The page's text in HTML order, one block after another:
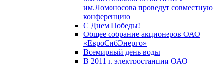
им.Ломоносова проведут совместную
конференцию
С Днем Победы!
Общее собрание акционеров ОАО
«ЕвроСибЭнерго»
Всемирный день воды
В 2011 г. электростанции ОАО